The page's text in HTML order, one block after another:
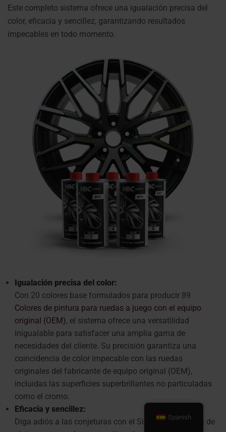
Este completo sistema ofrece una igualación precisa del
color, eficacia y sencillez, garantizando resultados
impecables en todo momento.
Igualación precisa del color:
Con 20 colores base formulados para producir 89
Colores de pintura para ruedas a juego con el equipo
original (OEM), el sistema ofrece una versatilidad
inigualable para satisfacer una amplia gama de
necesidades del cliente. Su precisión garantiza una
coincidencia de color impecable con las ruedas
originales del fabricante de equipo original (OEM),
incluidas las superficies superbrillantes no particuladas
como el cromo.
Eficacia y sencillez:
Diga adiós a las conjeturas con el Sistema de mezcla de
Spanish